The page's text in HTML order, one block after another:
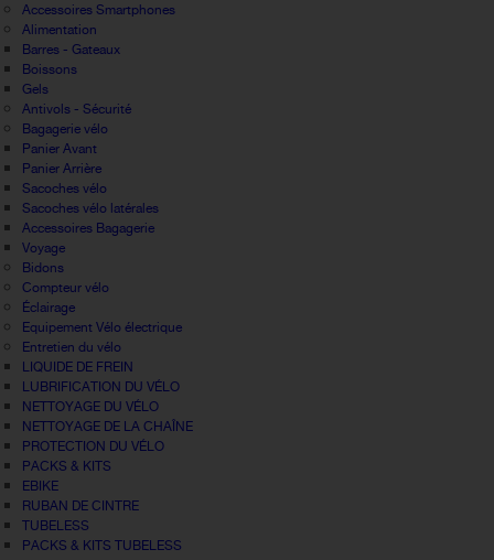
Accessoires Smartphones
Alimentation
Barres - Gateaux
Boissons
Gels
Antivols - Sécurité
Bagagerie vélo
Panier Avant
Panier Arrière
Sacoches vélo
Sacoches vélo latérales
Accessoires Bagagerie
Voyage
Bidons
Compteur vélo
Éclairage
Equipement Vélo électrique
Entretien du vélo
LIQUIDE DE FREIN
LUBRIFICATION DU VÉLO
NETTOYAGE DU VÉLO
NETTOYAGE DE LA CHAÎNE
PROTECTION DU VÉLO
PACKS & KITS
EBIKE
RUBAN DE CINTRE
TUBELESS
PACKS & KITS TUBELESS